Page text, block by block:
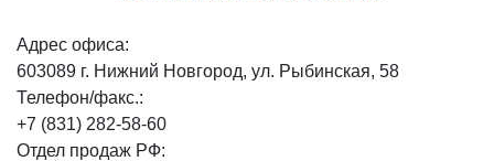
Адрес офиса:
603089 г. Нижний Новгород, ул. Рыбинская, 58
Телефон/факс.:
+7 (831) 282-58-60
Отдел продаж РФ: